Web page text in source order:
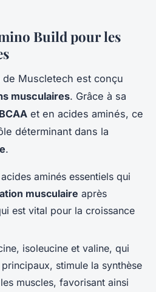
Build pour les
de Muscletech est conçu
musculaires. Grâce à sa
BCAA et en acides aminés, ce
déterminant dans la
.
aminés essentiels qui
musculaire après
est vital pour la croissance
isoleucine et valine, qui
stimule la synthèse
muscles, favorisant ainsi